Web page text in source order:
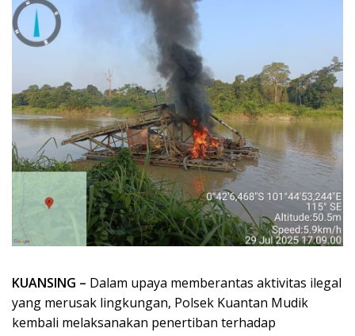
KUANSING – Dalam upaya memberantas aktivitas ilegal
yang merusak lingkungan, Polsek Kuantan Mudik
kembali melaksanakan penertiban terhadap